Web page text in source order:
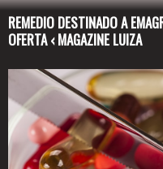
REMEDIO DESTINADO A
OFERTA ‹ MAGAZINE LUIZA